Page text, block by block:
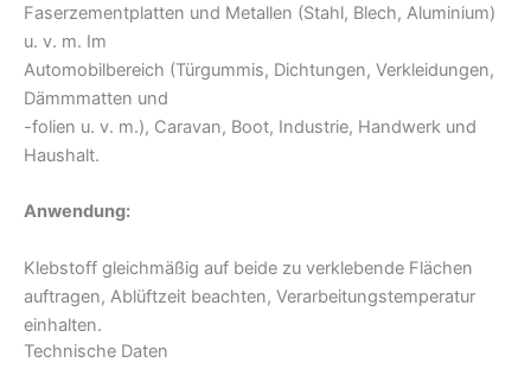
Faserzementplatten und Metallen (Stahl, Blech, Aluminium)
u. v. m. Im
Automobilbereich (Türgummis, Dichtungen, Verkleidungen,
Dämmmatten und
-folien u. v. m.), Caravan, Boot, Industrie, Handwerk und
Haushalt.
Anwendung:
Klebstoff gleichmäßig auf beide zu verklebende Flächen
auftragen, Ablüftzeit beachten, Verarbeitungstemperatur
einhalten.
Technische Daten